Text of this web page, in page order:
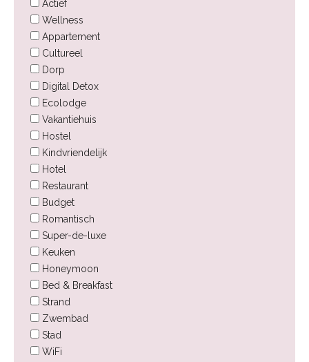
Actief
Wellness
Appartement
Cultureel
Dorp
Digital Detox
Ecolodge
Vakantiehuis
Hostel
Kindvriendelijk
Hotel
Restaurant
Budget
Romantisch
Super-de-luxe
Keuken
Honeymoon
Bed & Breakfast
Strand
Zwembad
Stad
WiFi